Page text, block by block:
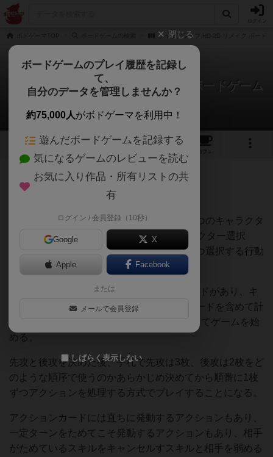
ライブアライブ HD-2D リメイク ボード
ライブアライブ HD-2D リメイク ボードゲーム
ダクリスさんのレビュー
7 2 1
カフェ
645名 2名 0 約3年前
このゲームは2人専用ゲームで、それぞれ4つのキャラクタ
ーを選んでプレイすることになる。 キャラクター選択
は、2つのキャラクタータイルのうち1つずつ選択する行動
を交互に4回進めて準備する。
各キャラクターごとに3つのアクションカードがあり、キ
ャラクターアクションカード12枚に移動カードを含めて計
13枚で山札を作り、そのうち5枚を手札としてゲームを始
める。
先攻と後攻を決めた後、手札で先攻は3枚、後攻は2枚をど
のような順序で使うのかあらかじめ決めてから順番に1枚
ずつアクションを処理する方式でプレイすることになる。
アクションカードには直ちに発動するアクションもあり、
一定ターンをためてこそ発動するアクションもあり、相手
がためているスキルをキャンセルすスキルと相手を弱める
閉じる
ボードゲームのプレイ履歴を記録し
て、
自分のデータを管理しませんか？
約75,000人がボドゲーマを利用中！
遊んだボードゲームを記録する
気になるゲームのレビューを読む
お気に入り作品・所有リストの共
有
ログイン / 会員登録（10秒）
Google X
Apple Facebook
または
メールで会員登録
しばらく表示しない